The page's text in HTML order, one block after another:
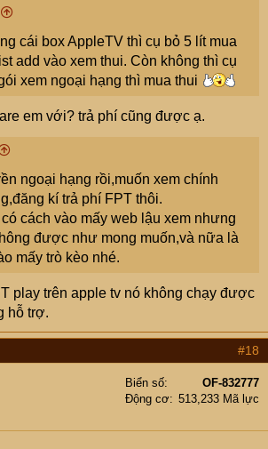
cái box AppleTV thì cụ bỏ 5 lít mua
add vào xem thui. Còn không thì cụ
xem ngoại hạng thì mua thui
em với? trả phí cũng được ạ.
ngoại hạng rồi,muốn xem chính
kí trả phí FPT thôi.
cách vào mấy web lậu xem nhưng
được như mong muốn,và nữa là
mấy trò kèo nhé.
play trên apple tv nó không chạy được
hỗ trợ.
#18
Biển số
OF-832777
Động cơ
513,233 Mã lực